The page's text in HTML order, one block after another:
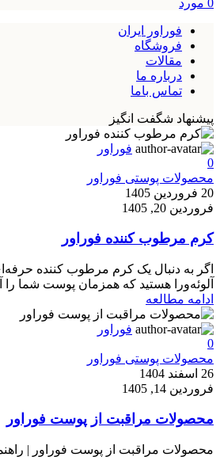
0 مورد
فوراور ایران
فروشگاه
مقالات
درباره ما
تماس باما
پیشنهاد شگفت انگیز
فوراور
0
محصولات پوستی فوراور
20 فروردین 1405
فروردین 20, 1405
کرم مرطوب کننده فوراور
اگر به دنبال یک کرم مرطوب کننده
آلوئه‌ورا هستید که همزمان پوست شما را
ادامه مطالعه
فوراور
0
محصولات پوستی فوراور
26 اسفند 1404
فروردین 14, 1405
محصولات مراقبت از پوست فوراور
محصولات مراقبت از پوست فوراور |